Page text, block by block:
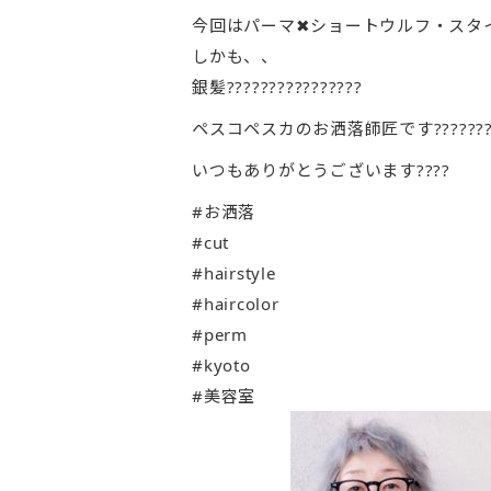
今回はパーマ✖︎ショートウルフ・スタ
しかも、、
銀髪????????????????
ペスコペスカのお洒落師匠です
いつもありがとうございます????
#お洒落
#cut
#hairstyle
#haircolor
#perm
#kyoto
#美容室